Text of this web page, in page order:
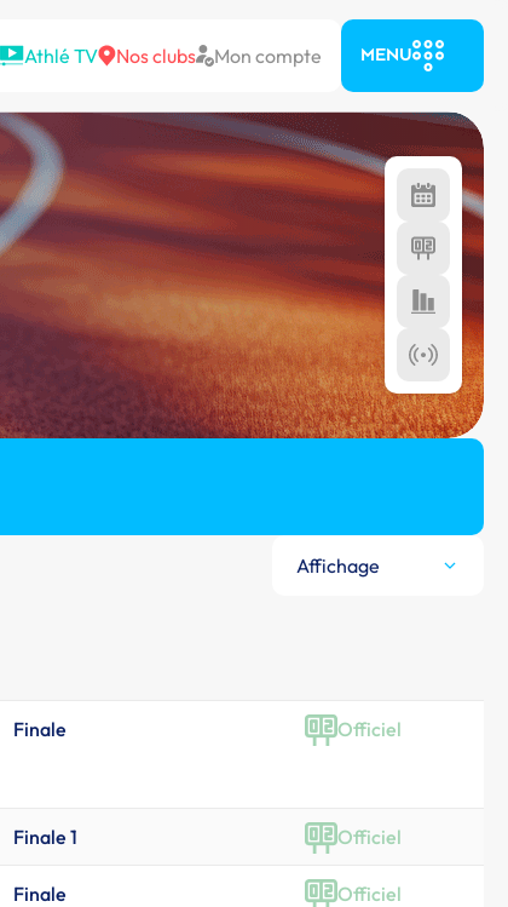
Athlé TV Nos clubs Mon compte MENU
Affichage
Finale Officiel
Finale 1 Officiel
Finale Officiel